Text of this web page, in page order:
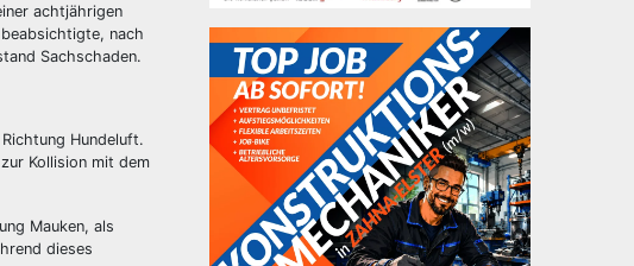
achtjährigen
nach
Sachschaden.
Hundeluft.
Kollision mit dem
Mauken, als
dieses